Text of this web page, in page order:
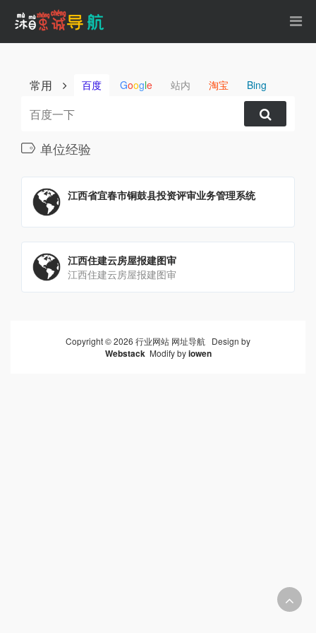
常用 百度 Google 站内 淘宝 Bing
单位经验
江西省宜春市铜鼓县投资评审业务管理系统
江西住建云房屋报建图审
江西住建云房屋报建图审
Copyright © 2026 行业网站 网址导航 Design by
Webstack Modify byiowen